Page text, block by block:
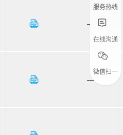
—
—
服务热线
在线沟通
微信扫一
扫